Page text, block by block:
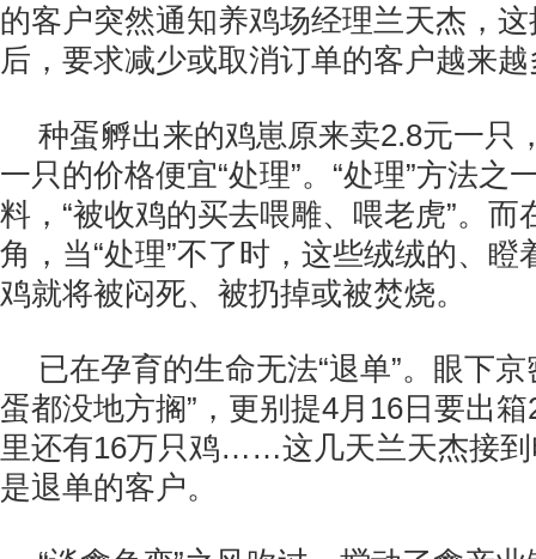
的客户突然通知养鸡场经理兰天杰，
后，要求减少或取消订单的客户越来
种蛋孵出来的鸡崽原来卖2.8元一只
一只的价格便宜“处理”。“处理”方法之
料，“被收鸡的买去喂雕、喂老虎”。而
角，当“处理”不了时，这些绒绒的、瞪
鸡就将被闷死、被扔掉或被焚烧。
已在孕育的生命无法“退单”。眼下
蛋都没地方搁”，更别提4月16日要出
里还有16万只鸡……这几天兰天杰接到
是退单的客户。